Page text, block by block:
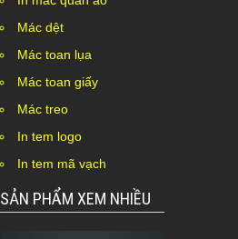
Mác dệt
Mác toan lụa
Mác toan giấy
Mác treo
In tem logo
In tem mã vạch
SẢN PHẨM XEM NHIỀU